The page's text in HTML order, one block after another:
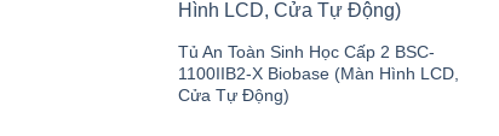
Tủ An Toàn Sinh Học Cấp 2 BSC-
1100IIB2-X Biobase (Màn Hình LCD,
Cửa Tự Động)